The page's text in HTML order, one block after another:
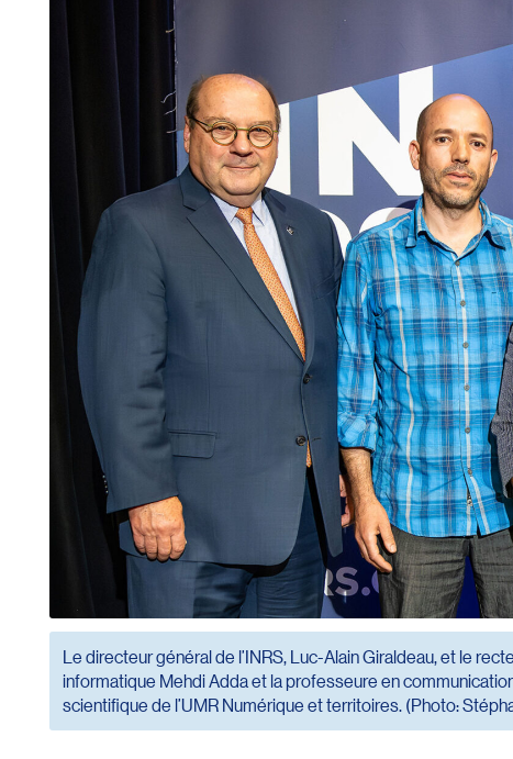
du texte
les paramètres
Le directeur général de l’INRS, Luc-Alain Giraldeau, et le
informatique Mehdi Adda et la professeure en
scientifique de l’UMR Numérique et territoires. (Photo: